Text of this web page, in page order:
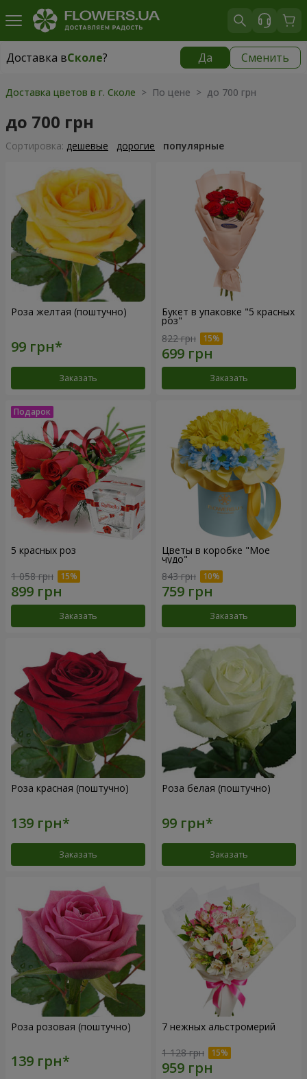
Доставка вСколе? Да Сменить
Доставка вСколе|
Доставка цветов в г. Сколе > По цене > до 700 грн
до 700 грн
Cортировка: дешевые дорогие популярные
Роза желтая (поштучно)
Заказать
Букет в упаковке "5 красных
роз"
822 грн
Заказать
5 красных роз
1 058 грн
Заказать
Цветы в коробке "Мое
чудо"
843 грн
Заказать
Роза красная (поштучно)
Заказать
Роза белая (поштучно)
Заказать
Роза розовая (поштучно) 7 нежных альстромерий
1 128 грн